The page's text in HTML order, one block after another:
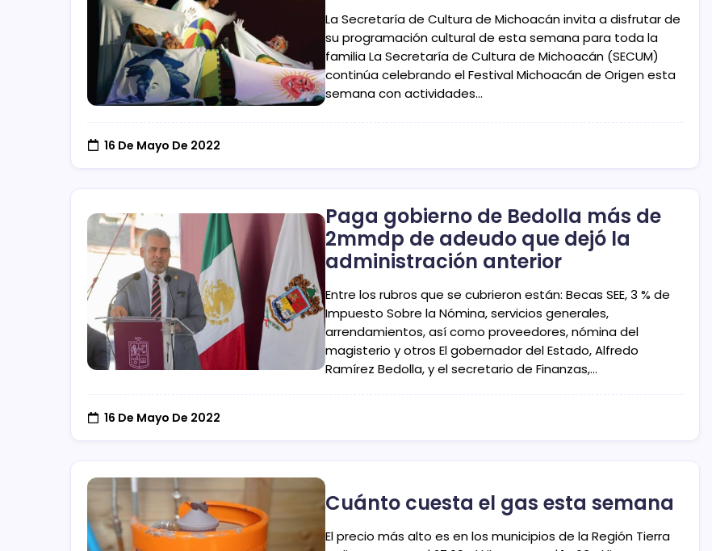
La Secretaría de Cultura de Michoacán invita a disfrutar de
su programación cultural de esta semana para toda la
familia La Secretaría de Cultura de Michoacán (SECUM)
continúa celebrando el Festival Michoacán de Origen esta
semana con actividades…
16 De Mayo De 2022
Paga gobierno de Bedolla más de
2mmdp de adeudo que dejó la
administración anterior
Entre los rubros que se cubrieron están: Becas SEE, 3 % de
Impuesto Sobre la Nómina, servicios generales,
arrendamientos, así como proveedores, nómina del
magisterio y otros El gobernador del Estado, Alfredo
Ramírez Bedolla, y el secretario de Finanzas,…
16 De Mayo De 2022
Cuánto cuesta el gas esta semana
El precio más alto es en los municipios de la Región Tierra